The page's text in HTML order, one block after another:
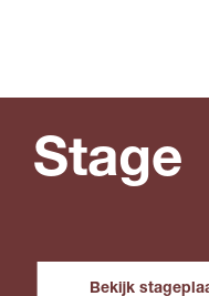
Stage
Bekijk